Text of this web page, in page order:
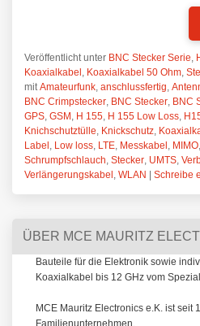
Veröffentlicht unter BNC Stecker Serie,
Koaxialkabel, Koaxialkabel 50 Ohm,
mit Amateurfunk, anschlussfertig,
BNC Crimpstecker, BNC Stecker, BNC
GPS, GSM, H 155, H 155 Low Loss,
Knichschutztülle, Knickschutz,
Label, Low loss, LTE, Messkabel, MIMO,
Schrumpfschlauch, Stecker, UMTS,
Verlängerungskabel, WLAN | Schreibe
ÜBER MCE MAURITZ
Bauteile für die Elektronik sowie
Koaxialkabel bis 12 GHz vom
MCE Mauritz Electronics e.K. ist seit